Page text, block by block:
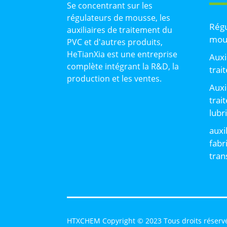
Se concentrant sur les
régulateurs de mousse, les
auxiliaires de traitement du
PVC et d'autres produits,
HeTianXia est une entreprise
complète intégrant la R&D, la
production et les ventes.
HTXCHEM Copyright © 2023 Tous droits